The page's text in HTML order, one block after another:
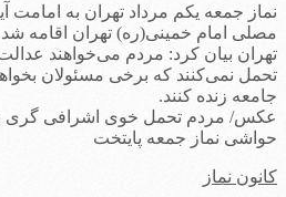
نماز جمعه یکم مرداد تهران به امامت
مصلی امام خمینی(ره) تهران اقامه
تهران بیان کرد: مردم می‌خواهند عدالت
تحمل نمی‌کنند که برخی مسئولان
جامعه زنده کنند.
عکس/ مردم تحمل خوی اشرافی گری
حواشی نماز جمعه پایتخت
کانون نماز